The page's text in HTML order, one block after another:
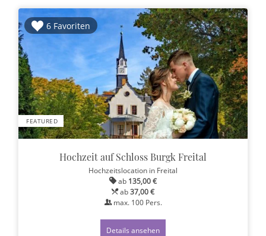
6 Favoriten
FEATURED
Hochzeit auf Schloss Burgk Freital
Hochzeitslocation in Freital
ab 135,00 €
ab37,00 €
max. 100Pers.
Details ansehen